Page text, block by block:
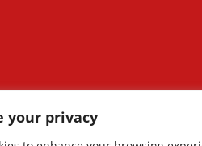
your privacy